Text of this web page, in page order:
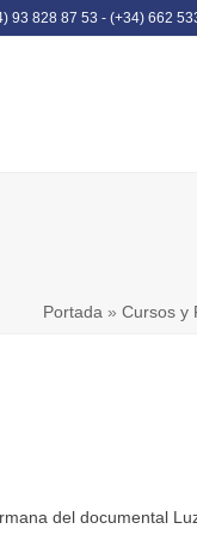
93 828 87 53 - (+34) 662
Portada » Cursos y
del documental